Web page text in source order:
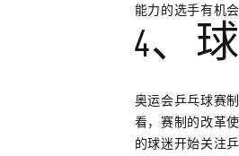
能力的选手有机
4、
奥运会乒乓球赛
看，赛制的改革
的球迷开始关注